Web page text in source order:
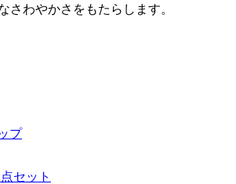
さわやかさをもたらします。
プ
セット